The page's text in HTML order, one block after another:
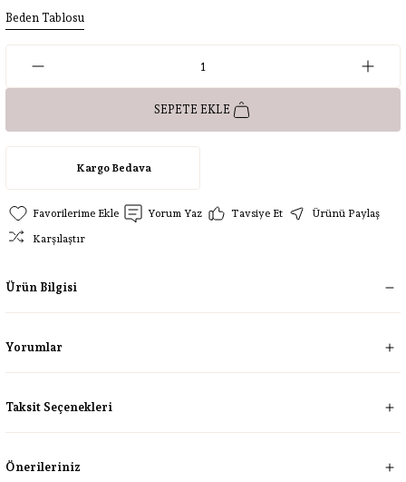
Beden Tablosu
SEPETE EKLE
Kargo Bedava
Yorum Yaz Tavsiye Et
Ürünü Paylaş
Karşılaştır
Ürün Bilgisi
Yorumlar
Taksit Seçenekleri
Önerileriniz